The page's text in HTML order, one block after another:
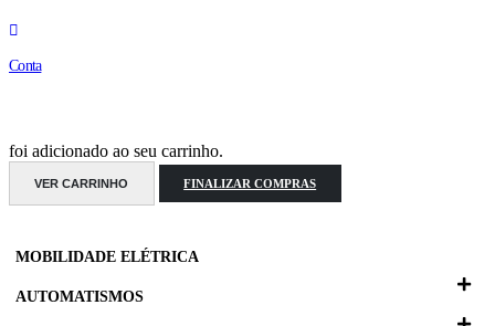
Conta
foi adicionado ao seu carrinho.
VER CARRINHO FINALIZAR COMPRAS
MOBILIDADE ELÉTRICA
AUTOMATISMOS